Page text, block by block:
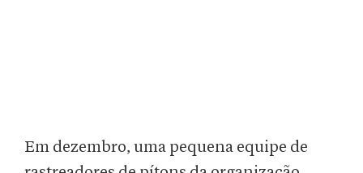
Em dezembro, uma pequena equipe de